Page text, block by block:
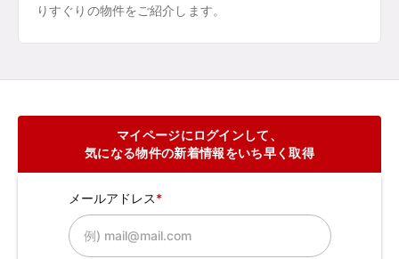
りすぐりの物件をご紹介します。
マイページにログインして、
気になる物件の新着情報をいち早く取得
メールアドレス